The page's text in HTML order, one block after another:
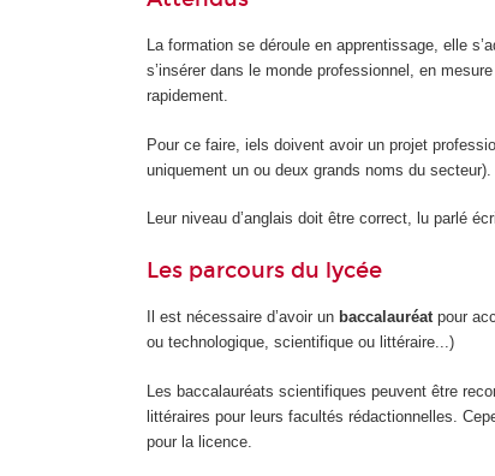
La formation se déroule en apprentissage, elle
s’insérer dans le monde professionnel, en
rapidement.
Pour ce faire, iels doivent avoir un projet
uniquement un ou deux grands noms du secteur).
Leur niveau d’anglais doit être correct, lu parlé
Les parcours du lycée
Il est nécessaire d’avoir un baccalauréatpour
ou technologique, scientifique ou littéraire...)
Les baccalauréats scientifiques peuvent être
littéraires pour leurs facultés rédactionnelles.
pour la licence.